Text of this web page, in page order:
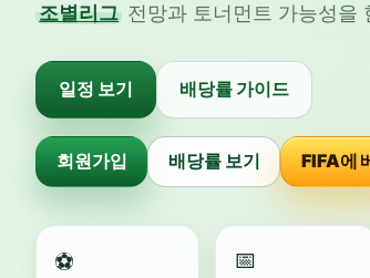
조별리그 전망과 토너먼트 가능성을
일정 보기 배당률 가이드
회원가입 배당률 보기 FIFA에
⚽
📅